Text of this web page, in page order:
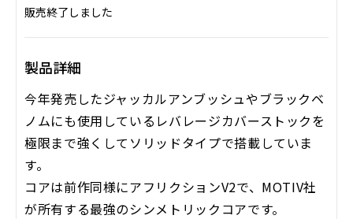
販売終了しました
製品詳細
今年発売したジャッカルアンブッシュやブラックベ
ノムにも使用しているレバレージカバーストックを
極限まで強くしてソリッドタイプで搭載していま
す。
コアは前作同様にアフリクションV2で、MOTIV社
が所有する最強のシンメトリックコアです。